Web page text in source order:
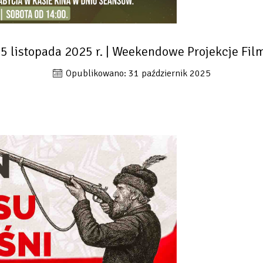
listopada 2025 r. | Weekendowe Projekcje
Opublikowano: 31 październik 2025